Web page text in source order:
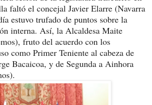
faltó el concejal Javier Elarre (Navarra
estuvo trufado de puntos sobre la
interna. Así, la Alcaldesa Maite
fruto del acuerdo con los
como Primer Teniente al cabeza de
Bacaicoa, y de Segunda a Ainhora